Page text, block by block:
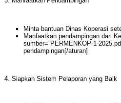
Minta bantuan Dinas Koperasi
Manfaatkan pendampingan dari
sumber=”PERMENKOP-1-
pendampingan[/aturan]
4. Siapkan Sistem Pelaporan yang Baik